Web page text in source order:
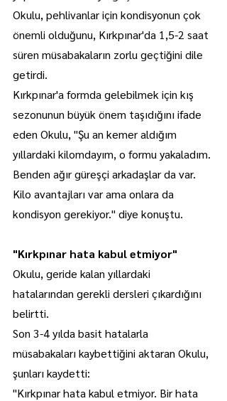
Okulu, pehlivanlar için kondisyonun çok
önemli olduğunu, Kırkpınar'da 1,5-2 saat
süren müsabakaların zorlu geçtiğini dile
getirdi.
Kırkpınar'a formda gelebilmek için kış
sezonunun büyük önem taşıdığını ifade
eden Okulu, "Şu an kemer aldığım
yıllardaki kilomdayım, o formu yakaladım.
Benden ağır güreşçi arkadaşlar da var.
Kilo avantajları var ama onlara da
kondisyon gerekiyor." diye konuştu.
"Kırkpınar hata kabul etmiyor"
Okulu, geride kalan yıllardaki
hatalarından gerekli dersleri çıkardığını
belirtti.
Son 3-4 yılda basit hatalarla
müsabakaları kaybettiğini aktaran Okulu,
şunları kaydetti:
"Kırkpınar hata kabul etmiyor. Bir hata